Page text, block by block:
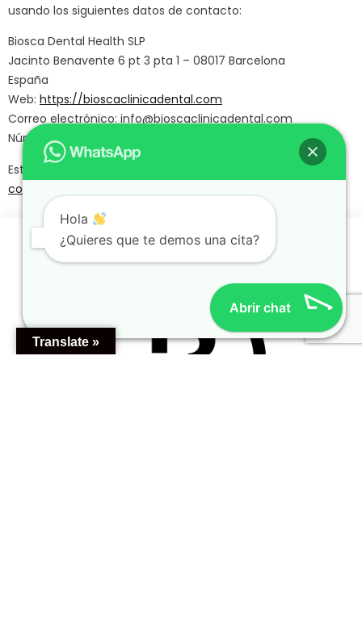
usando los siguientes datos de contacto:
Biosca Dental Health SLP
Jacinto Benavente 6 pt 3 pta 1 – 08017 Barcelona
España
Web: https://bioscaclinicadental.com
Correo electrónico:info@bioscaclinicadental.com
Número de teléfono: +34 934 18 78 64
Esta política de cookies se ha sincronizado con
cookiedatabase.org
Translate »
Hola
¿Quieres que te demos una cita?
Abrir chat